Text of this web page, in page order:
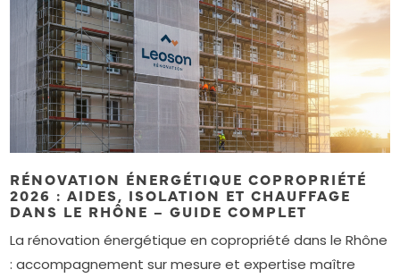
RÉNOVATION ÉNERGÉTIQUE COPROPRIÉTÉ
2026 : AIDES, ISOLATION ET CHAUFFAGE
DANS LE RHÔNE – GUIDE COMPLET
La rénovation énergétique en copropriété dans le Rhône
: accompagnement sur mesure et expertise maître